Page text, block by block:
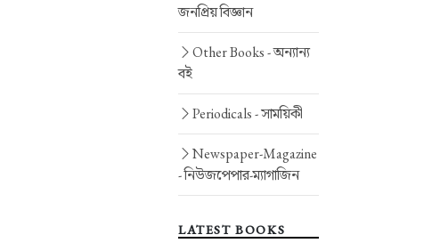
জনপ্রিয় বিজ্ঞান
Other Books -অন্যান্য
বই
Periodicals -সাময়িকী
Newspaper-Magazine
-নিউজপেপার-ম্যাগাজিন
LATEST BOOKS